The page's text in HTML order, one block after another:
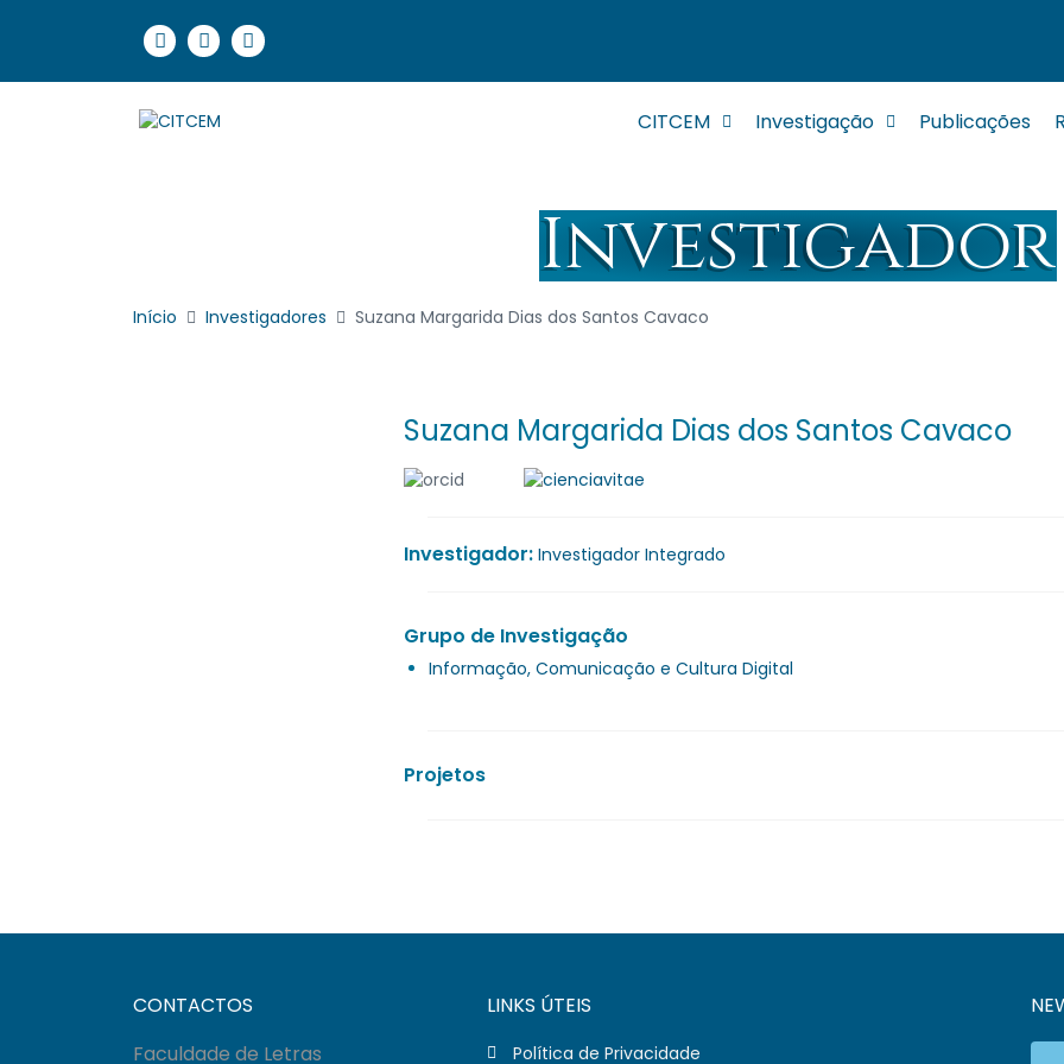
CITCEM Investigação Publicações
Investigador
Início Investigadores Suzana Margarida Dias dos Santos Cavaco
Suzana Margarida Dias dos Santos Cavaco
Investigador: Investigador Integrado
Grupo de Investigação
Informação, Comunicação e Cultura Digital
Projetos
CONTACTOS
Faculdade de Letras
LINKS ÚTEIS
Política de Privacidade